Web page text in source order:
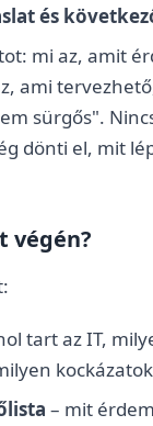
és
mi az, amit
ami
sürgős".
dönti el, mit
végén?
tart az IT,
– mit